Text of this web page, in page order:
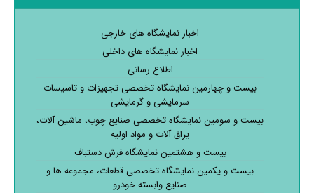
اخبار نمایشگاه های خارجی
اخبار نمایشگاه های داخلی
اطلاع رسانی
بیست و چهارمین نمایشگاه تخصصی تجهیزات و تاسیسات
سرمایشی و گرمایشی
بیست و سومین نمایشگاه تخصصی صنایع چوب، ماشین آلات،
یراق آلات و مواد اولیه
بیست و هشتمین نمایشگاه فرش دستباف
بیست و یکمین نمایشگاه تخصصی قطعات، مجموعه ها و
صنایع وابسته خودرو